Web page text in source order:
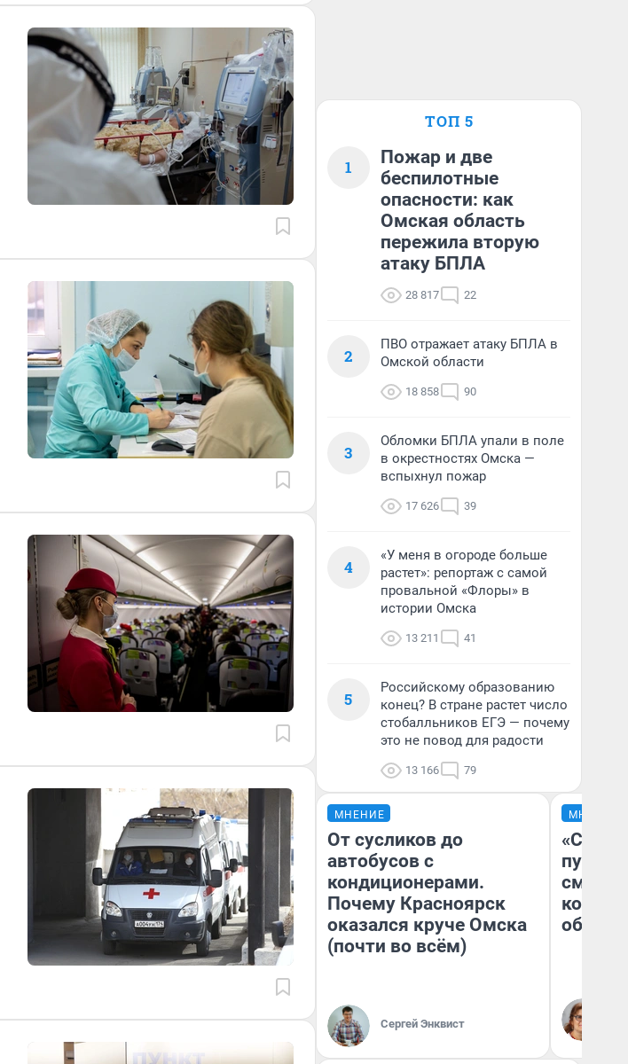
ТОП 5
1
Пожар и две
беспилотные
опасности: как
Омская область
пережила вторую
атаку БПЛА
28 817 22
2
ПВО отражает атаку БПЛА в
Омской области
18 858 90
3
Обломки БПЛА упали в поле
в окрестностях Омска —
вспыхнул пожар
17 626 39
4
«У меня в огороде больше
растет»: репортаж с самой
провальной «Флоры» в
истории Омска
13 211 41
5
Российскому образованию
конец? В стране растет число
стобалльников ЕГЭ — почему
это не повод для радости
13 166 79
МНЕНИЕ
От сусликов до
автобусов с
кондиционерами.
Почему Красноярск
оказался круче Омска
(почти во всём)
Сергей Энквист
МНЕНИЕ